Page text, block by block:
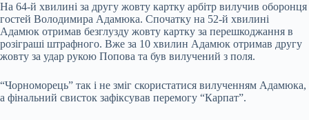
На 64-й хвилині за другу жовту картку арбітр вилучив оборонця
гостей Володимира Адамюка. Спочатку на 52-й хвилині
Адамюк отримав безглузду жовту картку за перешкоджання в
розіграші штрафного. Вже за 10 хвилин Адамюк отримав другу
жовту за удар рукою Попова та був вилучений з поля.
“Чорноморець” так і не зміг скористатися вилученням Адамюка,
а фінальний свисток зафіксував перемогу “Карпат”.